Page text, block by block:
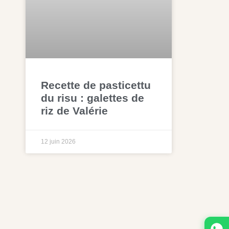
Recette de pasticettu
du risu : galettes de
riz de Valérie
12 juin 2026